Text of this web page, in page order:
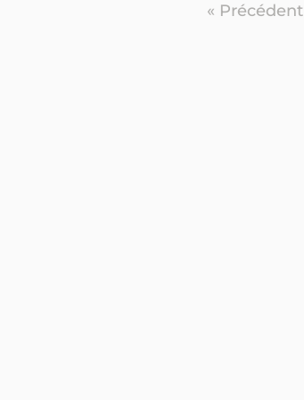
« Précédent